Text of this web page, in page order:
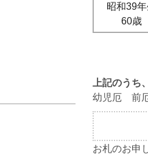
昭和39
60歳
上記のうち
幼児厄 前厄
お札のお申